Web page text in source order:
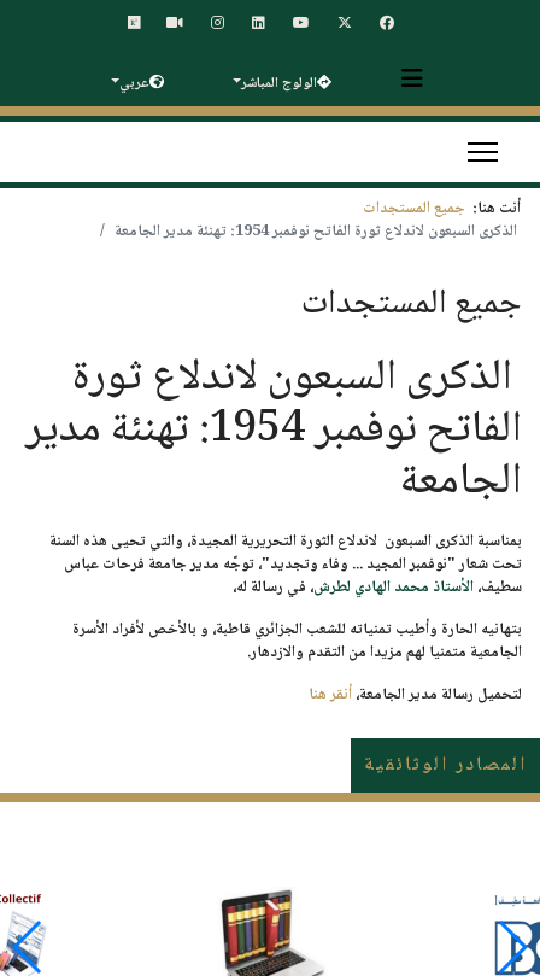
الولوج المباشر عربي
أنت هنا: جميع المستجدات
الذكرى السبعون لاندلاع ثورة الفاتح نوفمبر 1954: تهنئة مدير الجامعة
جميع المستجدات
الذكرى السبعون لاندلاع ثورة
الفاتح نوفمبر 1954: تهنئة مدير
الجامعة
بمناسبة الذكرى السبعون لاندلاع الثورة التحريرية المجيدة، والتي تحيى هذه السنة
تحت شعار"نوفمبر المجيد ... وفاء وتجديد"، توجّه مدير جامعة فرحات عباس
سطيف،الأستاذ محمد الهادي لطرش، في رسالة له،
بتهانيه الحارة وأطيب تمنياته للشعب الجزائري قاطبة، و بالأخص لأفراد الأسرة
الجامعية متمنيا لهم مزيدا من التقدم والازدهار.
لتحميل رسالة مدير الجامعة،أنقر هنا
المصادر الوثائقية